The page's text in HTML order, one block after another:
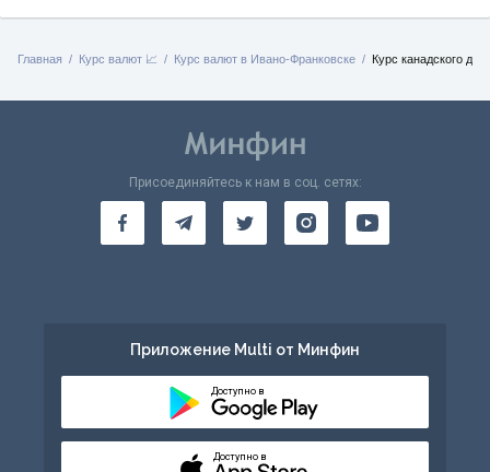
Главная Курс валют 📈 Курс валют в Ивано-Франковске Курс канадского
Присоединяйтесь к нам в соц. сетях:
Приложение Multi от Минфин
Доступно в
Доступно в